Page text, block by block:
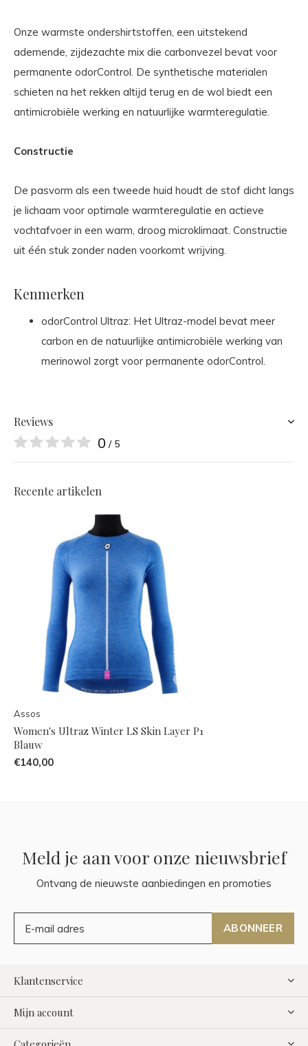
Onze warmste ondershirtstoffen, een uitstekend
ademende, zijdezachte mix die carbonvezel bevat voor
permanente odorControl. De synthetische materialen
schieten na het rekken altijd terug en de wol biedt een
antimicrobiële werking en natuurlijke warmteregulatie.
Constructie
De pasvorm als een tweede huid houdt de stof dicht langs
je lichaam voor optimale warmteregulatie en actieve
vochtafvoer in een warm, droog microklimaat. Constructie
uit één stuk zonder naden voorkomt wrijving.
Kenmerken
odorControl Ultraz: Het Ultraz-model bevat meer
carbon en de natuurlijke antimicrobiële werking van
merinowol zorgt voor permanente odorControl.
Reviews
0 / 5
Recente artikelen
Assos
Women's Ultraz Winter LS Skin Layer P1
Blauw
€140,00
Meld je aan voor onze nieuwsbrief
Ontvang de nieuwste aanbiedingen en promoties
ABONNEER
Klantenservice
Mijn account